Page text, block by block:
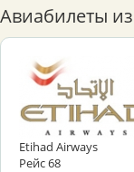
Авиабилеты
Etihad Airways
Рейс 68